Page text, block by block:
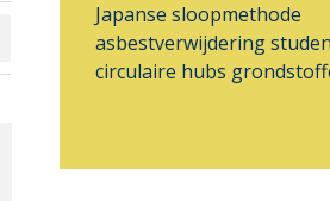
Japanse sloopmethode
asbestverwijdering
circulaire hubs